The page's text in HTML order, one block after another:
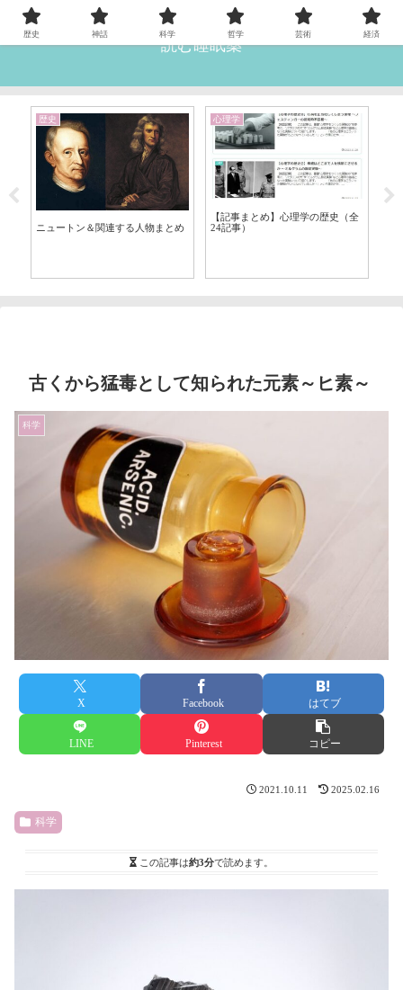
読む睡眠薬
歴史
ニュートン＆関連する人物まとめ
心理学
【記事まとめ】心理学の歴史（全
24記事）
古くから猛毒として知られた元素～ヒ素～
科学
X Facebook はてブ
LINE Pinterest コピー
2021.10.11 2025.02.16
科学
この記事は約3分で読めます。
歴史 神話 科学 哲学 芸術 経済